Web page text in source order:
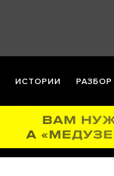
ИСТОРИИ РАЗБОР